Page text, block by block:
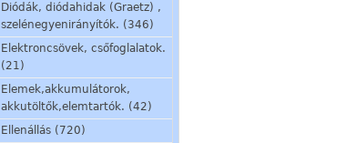
Diódák, diódahidak (Graetz) ,
szelénegyenirányítók. (346)
Elektroncsövek, csőfoglalatok.
(21)
Elemek,akkumulátorok,
akkutöltők,elemtartók. (42)
Ellenállás (720)